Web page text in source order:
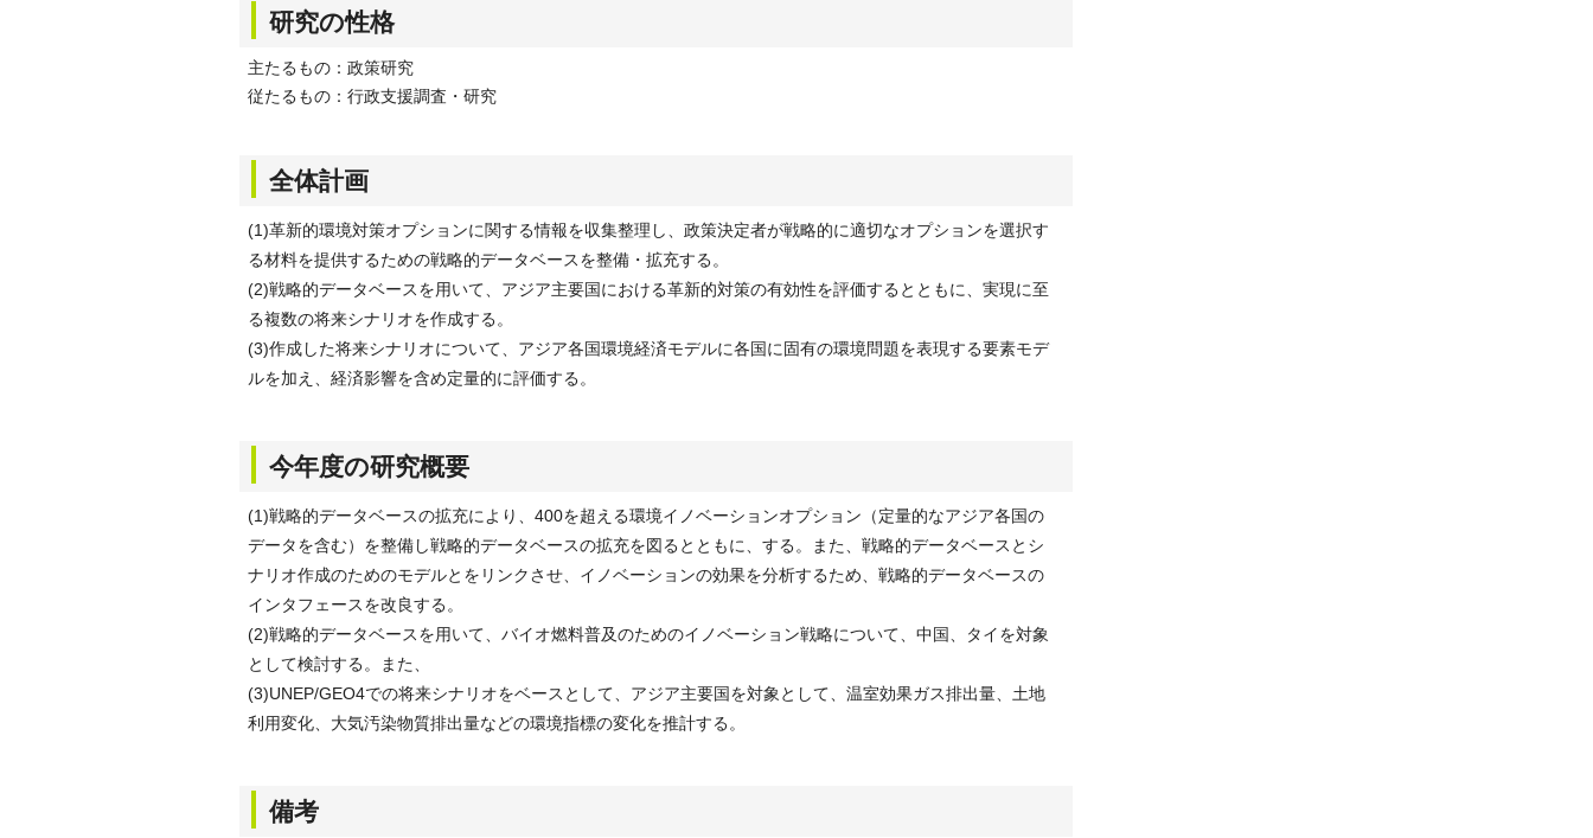
研究の性格
主たるもの：政策研究
従たるもの：行政支援調査・研究
全体計画
(1)革新的環境対策オプションに関する情報を収集整理し、政策決定者が戦略的に適切なオプションを選択す
る材料を提供するための戦略的データベースを整備・拡充する。
(2)戦略的データベースを用いて、アジア主要国における革新的対策の有効性を評価するとともに、実現に至
る複数の将来シナリオを作成する。
(3)作成した将来シナリオについて、アジア各国環境経済モデルに各国に固有の環境問題を表現する要素モデ
ルを加え、経済影響を含め定量的に評価する。
今年度の研究概要
(1)戦略的データベースの拡充により、400を超える環境イノベーションオプション（定量的なアジア各国の
データを含む）を整備し戦略的データベースの拡充を図るとともに、する。また、戦略的データベースとシ
ナリオ作成のためのモデルとをリンクさせ、イノベーションの効果を分析するため、戦略的データベースの
インタフェースを改良する。
(2)戦略的データベースを用いて、バイオ燃料普及のためのイノベーション戦略について、中国、タイを対象
として検討する。また、
(3)UNEP/GEO4での将来シナリオをベースとして、アジア主要国を対象として、温室効果ガス排出量、土地
利用変化、大気汚染物質排出量などの環境指標の変化を推計する。
備考